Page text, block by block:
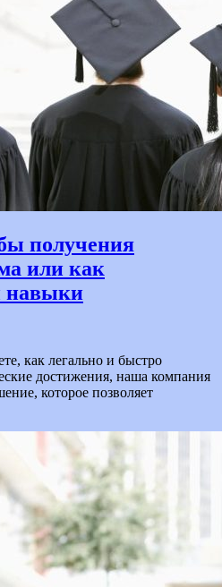
получения
или как
навыки
как легально и быстро
достижения, наша компания
которое позволяет